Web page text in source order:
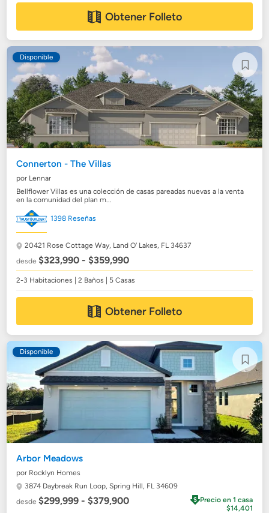
Obtener Folleto
Disponible
Connerton - The Villas
por Lennar
Bellflower Villas es una colección de casas pareadas nuevas a la venta
en la comunidad del plan m...
1398 Reseñas
20421 Rose Cottage Way, Land O' Lakes, FL 34637
desde$323,990 - $359,990
2-3 Habitaciones | 2 Baños | 5 Casas
Obtener Folleto
Disponible
Arbor Meadows
por Rocklyn Homes
3874 Daybreak Run Loop,Spring Hill, FL 34609
desde$299,999 - $379,900
Precio en 1 casa
$14,401